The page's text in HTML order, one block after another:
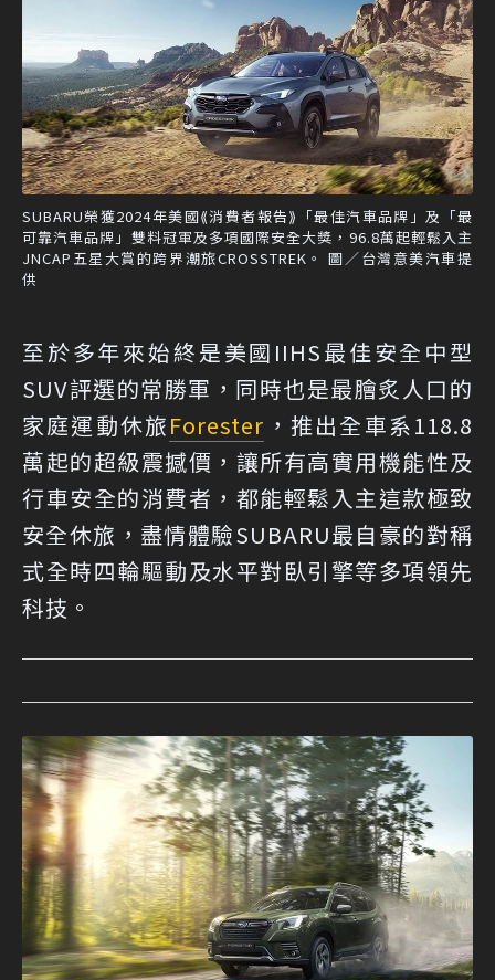
SUBARU榮獲2024年美國⟪消費者報告⟫「最佳汽車品牌」及「最
可靠汽車品牌」雙料冠軍及多項國際安全大獎，96.8萬起輕鬆入主
JNCAP五星大賞的跨界潮旅CROSSTREK。 圖／台灣意美汽車提
供
至於多年來始終是美國IIHS最佳安全中型
SUV評選的常勝軍，同時也是最膾炙人口的
家庭運動休旅Forester ，推出全車系118.8
萬起的超級震撼價，讓所有高實用機能性及
行車安全的消費者，都能輕鬆入主這款極致
安全休旅，盡情體驗SUBARU最自豪的對稱
式全時四輪驅動及水平對臥引擎等多項領先
科技。